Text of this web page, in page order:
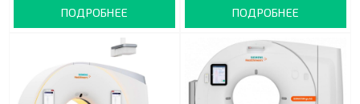
ПОДРОБНЕЕ ПОДРОБНЕЕ